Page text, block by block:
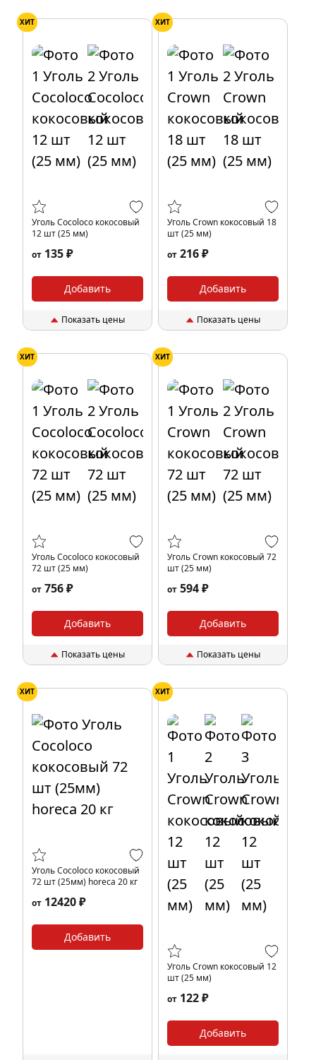
ХИТ
Уголь Cocoloco кокосовый
12 шт (25 мм)
от 135 ₽
Добавить
Показать цены
ХИТ
Уголь Crown кокосовый 18
шт (25 мм)
от 216 ₽
Добавить
Показать цены
ХИТ
Уголь Cocoloco кокосовый
72 шт (25 мм)
от 756 ₽
Добавить
Показать цены
ХИТ
Уголь Crown кокосовый 72
шт (25 мм)
от 594 ₽
Добавить
Показать цены
ХИТ
Уголь Cocoloco кокосовый
72 шт (25мм) horeca 20 кг
от 12420 ₽
Добавить
ХИТ
Уголь Crown кокосовый 12
шт (25 мм)
от 122 ₽
Добавить